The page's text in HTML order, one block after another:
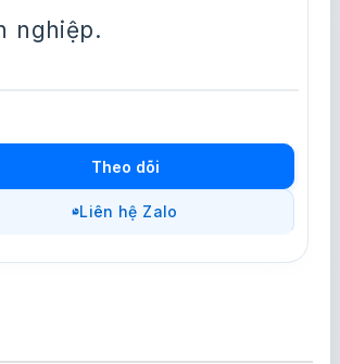
nghiệp.
Theo dõi
Liên hệ Zalo